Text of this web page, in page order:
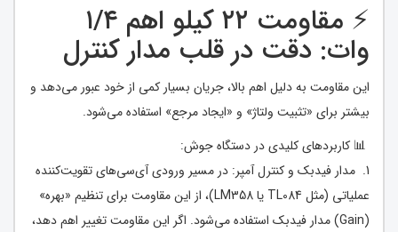
⚡ مقاومت ۲۲ کیلو اهم ۱/۴
وات: دقت در قلب مدار کنترل
این مقاومت به دلیل اهم بالا، جریان بسیار کمی از خود عبور می‌دهد و
بیشتر برای «تثبیت ولتاژ» و «ایجاد مرجع» استفاده می‌شود.
📊 کاربرد‌های کلیدی در دستگاه جوش:
1. مدار فیدبک و کنترل آمپر: در مسیر ورودی آی‌سی‌های تقویت‌کننده
عملیاتی (مثل TL084 یا LM358)، از این مقاومت برای تنظیم «بهره»
(Gain) مدار فیدبک استفاده می‌شود. اگر این مقاومت تغییر اهم دهد،